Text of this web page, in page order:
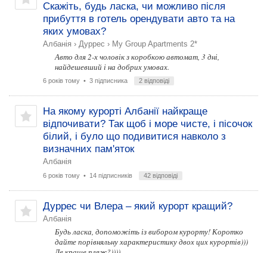
Скажіть, будь ласка, чи можливо після
прибуття в готель орендувати авто та на
яких умовах?
Албанія › Дуррес › My Group Apartments 2*
Авто для 2-х чоловік з коробкою автомат, 3 дні,
найдешевший і на добрих умовах.
6 років тому • 3 підписника 2 відповіді
На якому курорті Албанії найкраще
відпочивати? Так щоб і море чисте, і пісочок
білий, і було що подивитися навколо з
визначних пам'яток
Албанія
6 років тому • 14 підписників 42 відповіді
Дуррес чи Влера – який курорт кращий?
Албанія
Будь ласка, допоможіть із вибором курорту! Коротко
дайте порівняльну характеристику двох цих курортів)))